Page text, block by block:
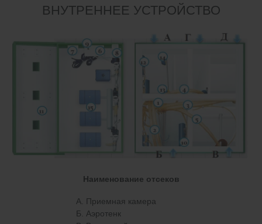
ВНУТРЕННЕЕ УСТРОЙСТВО
Наименование отсеков
А. Приемная камера
Б. Аэротенк